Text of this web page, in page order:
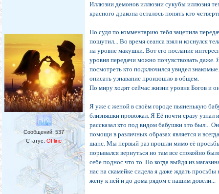
Сообщений: 537
Статус: Offline
Иллюзии демонов иллюзии сукубы иллюзия
красного дракона осталось понять кто
Но судя по комментарию тебя зацепила
пошутил... Во время сеанса взял и коснулся
на уровне макушки. Вот его послание
уровня передачи можно почувствовать даже.
посмотреть кто подключился увидел
описать узнавание произошло в общем.
По миру ходят сейчас жизни уровня Богов и
Я уже с женой в своём городе пьяненькую
близняшки провожал. Я Её почти сразу узнал
рассказал кто под видом бабушки это был...
помощи в различных образах является и
шанс. Мы первый раз прошли мимо её
порывался вернуться но там все спокойно
себе поднос что то. Но когда выйдя из
нас на скамейке сидела я даже ждать просьбы
жену к ней и до дома рядом с нашим довели...